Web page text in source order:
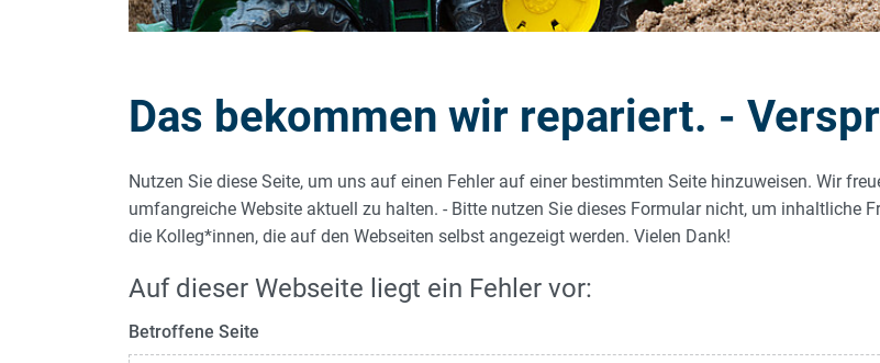
Das bekommen wir repariert. -
Nutzen Sie diese Seite, um uns auf einen Fehler auf einer bestimmten Seite hinzuweisen. Wir
umfangreiche Website aktuell zu halten. - Bitte nutzen Sie dieses Formular nicht, um inhaltliche
die Kolleg*innen, die auf den Webseiten selbst angezeigt werden. Vielen Dank!
Auf dieser Webseite liegt ein Fehler vor:
Betroffene Seite